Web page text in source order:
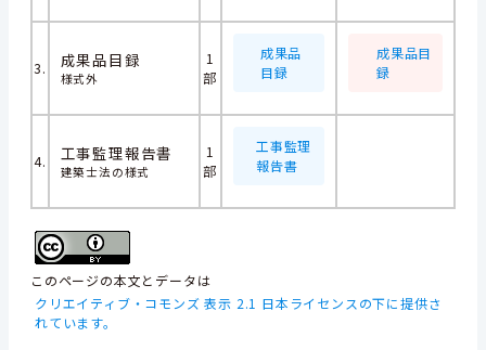
3. 成果品目録
様式外
1
部
成果品
目録
成果品目
録
4. 工事監理報告書
建築士法の様式
1
部
工事監理
報告書
このページの本文とデータは
クリエイティブ・コモンズ 表示 2.1 日本ライセンスの下に提供さ
れています。